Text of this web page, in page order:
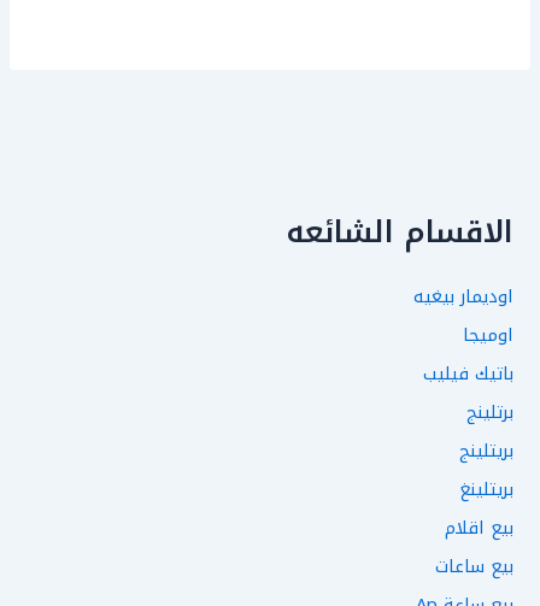
الاقسام الشائعه
اوديمار بيغيه
اوميجا
باتيك فيليب
برتلينج
بريتلينج
بريتلينغ
بيع اقلام
بيع ساعات